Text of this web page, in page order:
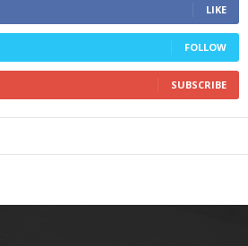
LIKE
FOLLOW
SUBSCRIBE